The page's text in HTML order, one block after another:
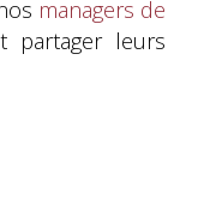
managers de
partager leurs